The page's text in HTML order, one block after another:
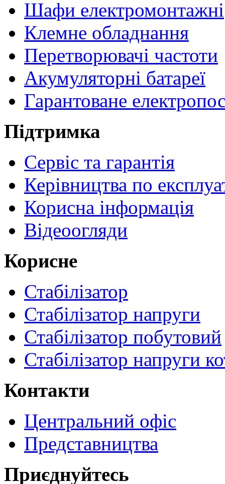
Шафи електромонтажні
Клемне обладнання
Перетворювачі частоти
Акумуляторні батареї
Гарантоване
Підтримка
Сервіс та гарантія
Керівництва по
Корисна інформація
Відеоогляди
Корисне
Стабілізатор
Стабілізатор напруги
Стабілізатор побутовий
Стабілізатор напруги
Контакти
Центральний офіс
Представництва
Приєднуйтесь